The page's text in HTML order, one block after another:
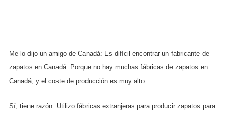
Me lo dijo un amigo de Canadá: Es difícil encontrar un fabricante de
zapatos en Canadá. Porque no hay muchas fábricas de zapatos en
Canadá, y el coste de producción es muy alto.
Sí, tiene razón. Utilizo fábricas extranjeras para producir zapatos para